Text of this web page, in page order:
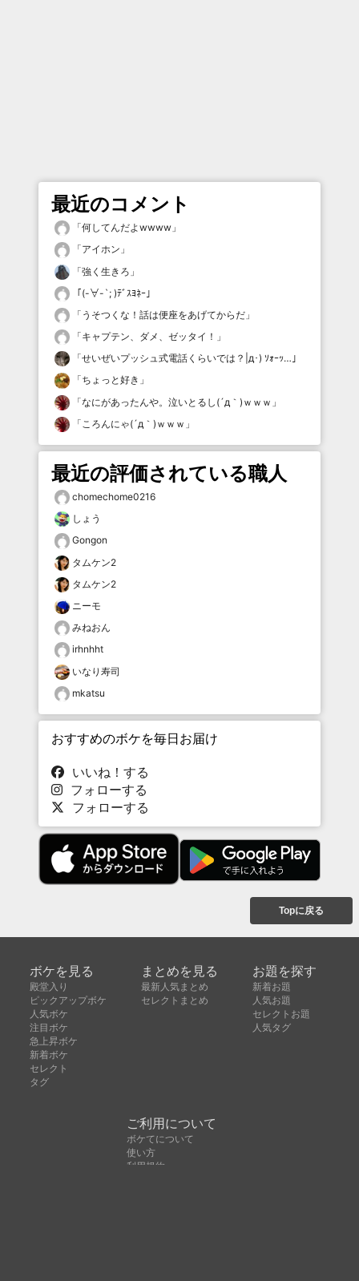
最近のコメント
「何してんだよwwww 」
「アイホン 」
「強く生きろ 」
「(-∀-`; )ﾃﾞｽﾖﾈｰ 」
「 うそつくな！話は便座をあげてからだ 」
「キャプテン、ダメ、ゼッタイ！ 」
「せいぜいプッシュ式電話くらいでは？|д･) ｿｫｰｯ… 」
「ちょっと好き 」
「なにがあったんや。泣いとるし(´д｀)ｗｗｗ 」
「 ころんにゃ(´д｀)ｗｗｗ 」
最近の評価されている職人
chomechome0216
しょう
Gongon
タムケン2
タムケン2
ニーモ
みねおん
irhnhht
いなり寿司
mkatsu
おすすめのボケを毎日お届け
いいね！する
フォローする
フォローする
Topに戻る
ボケを見る
殿堂入り
ピックアップボケ
人気ボケ
注目ボケ
急上昇ボケ
新着ボケ
セレクト
タグ
まとめを見る
最新人気まとめ
セレクトまとめ
お題を探す
新着お題
人気お題
セレクトお題
人気タグ
ご利用について
ボケてについて
使い方
利用規約